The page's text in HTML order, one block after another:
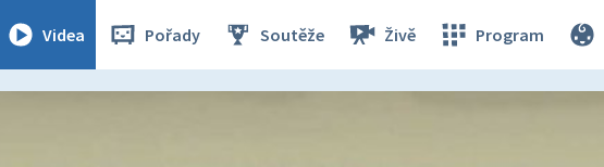
Videa Pořady Soutěže Živě Program